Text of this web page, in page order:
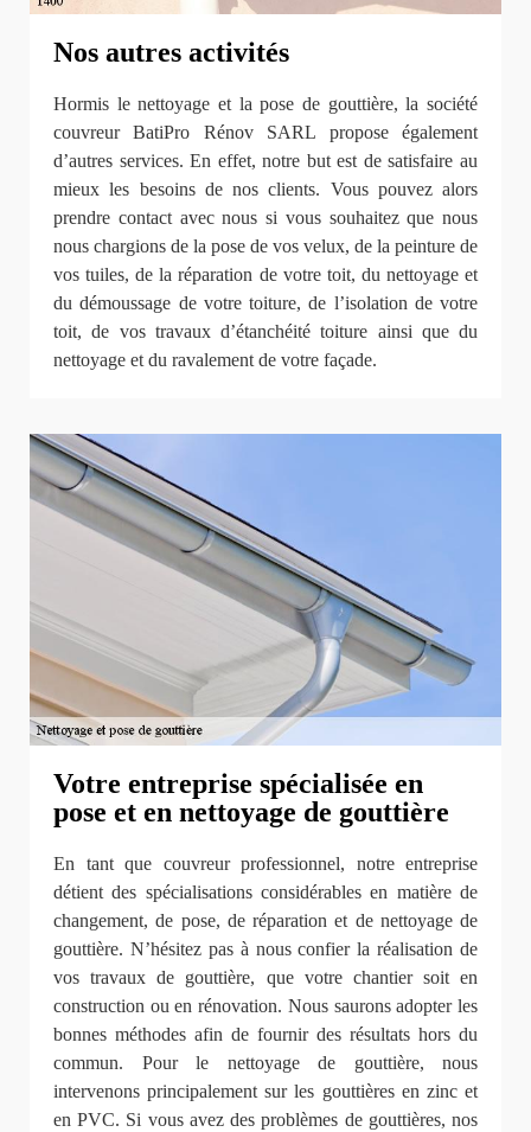
Nos autres activités
Hormis le nettoyage et la pose de gouttière, la société
couvreur BatiPro Rénov SARL propose également
d’autres services. En effet, notre but est de satisfaire au
mieux les besoins de nos clients. Vous pouvez alors
prendre contact avec nous si vous souhaitez que nous
nous chargions de la pose de vos velux, de la peinture de
vos tuiles, de la réparation de votre toit, du nettoyage et
du démoussage de votre toiture, de l’isolation de votre
toit, de vos travaux d’étanchéité toiture ainsi que du
nettoyage et du ravalement de votre façade.
Votre entreprise spécialisée en
pose et en nettoyage de gouttière
En tant que couvreur professionnel, notre entreprise
détient des spécialisations considérables en matière de
changement, de pose, de réparation et de nettoyage de
gouttière. N’hésitez pas à nous confier la réalisation de
vos travaux de gouttière, que votre chantier soit en
construction ou en rénovation. Nous saurons adopter les
bonnes méthodes afin de fournir des résultats hors du
commun. Pour le nettoyage de gouttière, nous
intervenons principalement sur les gouttières en zinc et
en PVC. Si vous avez des problèmes de gouttières, nos